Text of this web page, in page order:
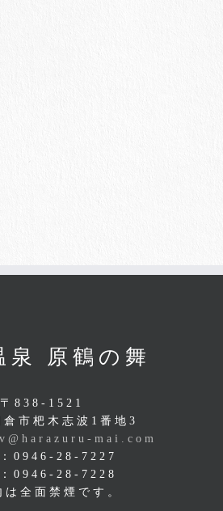
泉 原鶴の舞
〒838-1521
倉市杷木志波1番地3
mai.com
0946-28-7227
0946-28-7228
全面禁煙です。